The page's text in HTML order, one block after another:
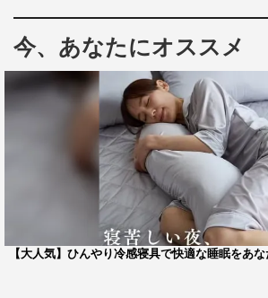
ると、とても人間味のある作品だと僕
マでは誇張した表現になっている部分
誰もが抱えている欲望や衝動が詰まっ
皆さんにも共感していただける部分が
と思っています。
◆ご自身が演じるハルキをどのような
えていますか？
周囲のキャラクターが濃いこともあり
今、あなたにオススメ
【大人気】ひんやり冷感寝具で快適な睡眠をあな